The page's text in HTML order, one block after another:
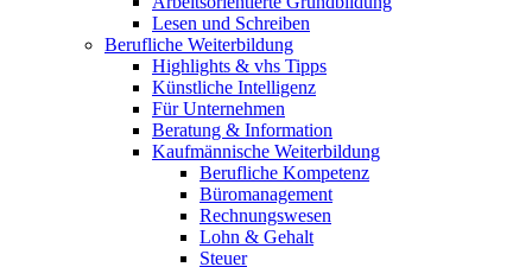
Lesen und Schreiben
Berufliche Weiterbildung
Highlights & vhs Tipps
Künstliche Intelligenz
Für Unternehmen
Beratung & Information
Kaufmännische Weiterbildung
Berufliche Kompetenz
Büromanagement
Rechnungswesen
Lohn & Gehalt
Steuer